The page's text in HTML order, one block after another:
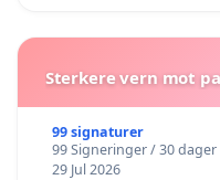
Sterkere vern mot
99 signaturer
99 Signeringer / 30 dager
29 Jul 2026